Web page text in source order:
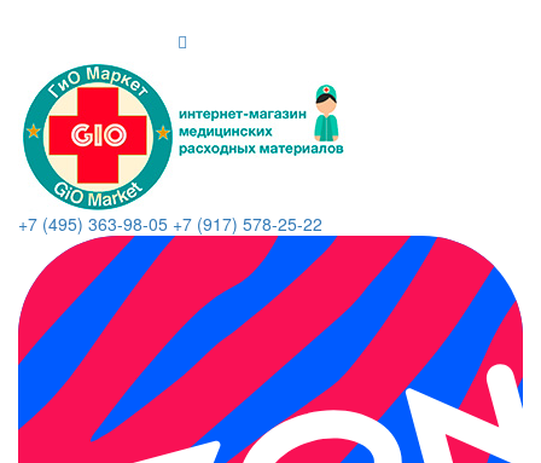
+7 (495) 363-98-05 +7 (917) 578-25-22